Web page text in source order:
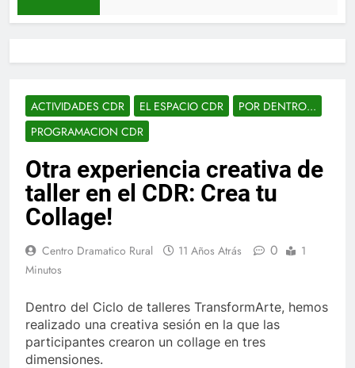
ACTIVIDADES CDR EL ESPACIO CDR
POR DENTRO...
PROGRAMACION CDR
Otra experiencia creativa de
taller en el CDR: Crea tu
Collage!
Centro Dramatico Rural 11 Años Atrás 0
1
Minutos
Dentro del Ciclo de talleres TransformArte, hemos
realizado una creativa sesión en la que las
participantes crearon un collage en tres
dimensiones.